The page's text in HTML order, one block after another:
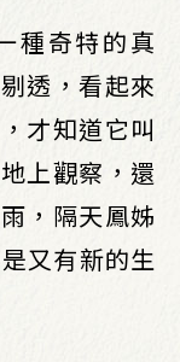
種奇特的真
透，看起來
才知道它叫
上觀察，還
，隔天鳳姊
又有新的生